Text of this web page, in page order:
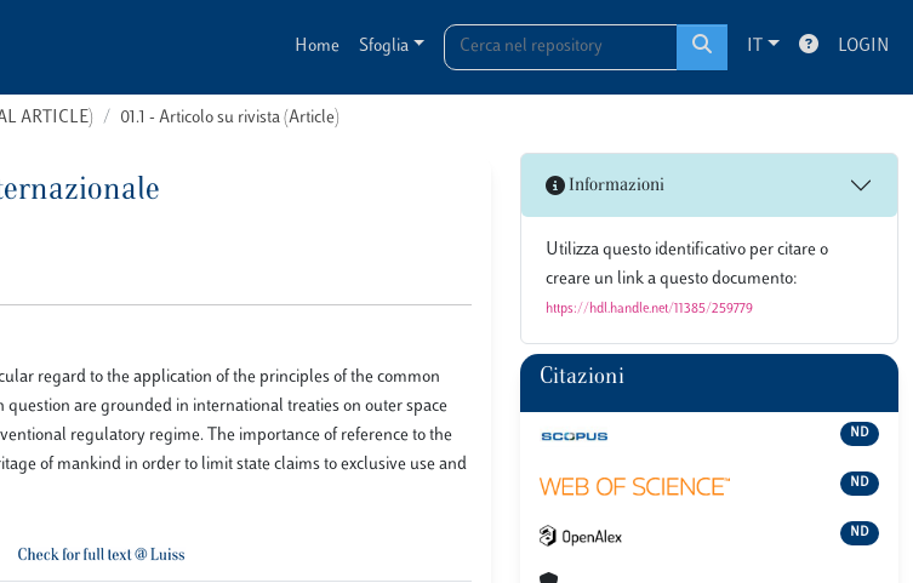
Home Sfoglia IT LOGIN
ARTICLE) 01.1 - Articolo su rivista (Article)
regard to the application of the principles of the common
are grounded in international treaties on outer space
regulatory regime. The importance of reference to the
of mankind in order to limit state claims to exclusive use and
Informazioni
Utilizza questo identificativo per citare o
creare un link a questo documento:
https://hdl.handle.net/11385/259779
Citazioni
ND
ND
ND